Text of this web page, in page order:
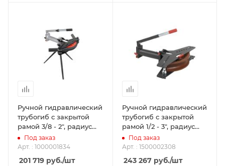
Ручной гидравлический
трубогиб с закрытой
рамой 3/8 - 2", радиус
длинный SUPER-EGO
1000001834
Под заказ
Арт. : 1000001834
201 719 руб./шт
Ручной гидравлический
трубогиб с закрытой
рамой 1/2 - 3", радиус
длинный, без треноги
SUPER-EGO 1500002308
Под заказ
Арт. : 1500002308
243 267руб./шт